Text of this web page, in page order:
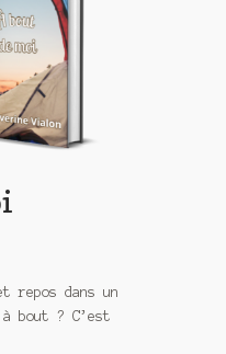
repos dans un
bout ? C’est